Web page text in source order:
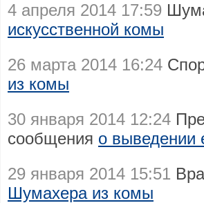
4 апреля 2014 17:59
искусственной комы
26 марта 2014 16:24
из комы
30 января 2014 12:24
сообщения о выведении
29 января 2014 15:51
Шумахера из комы